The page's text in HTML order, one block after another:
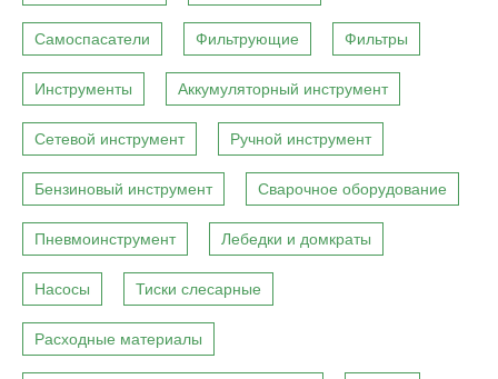
Самоспасатели Фильтрующие Фильтры
Инструменты Аккумуляторный инструмент
Сетевой инструмент Ручной инструмент
Бензиновый инструмент Сварочное оборудование
Пневмоинструмент Лебедки и домкраты
Насосы Тиски слесарные
Расходные материалы